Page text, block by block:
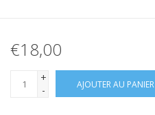
€18,00
+
-
AJOUTER AU PANIER